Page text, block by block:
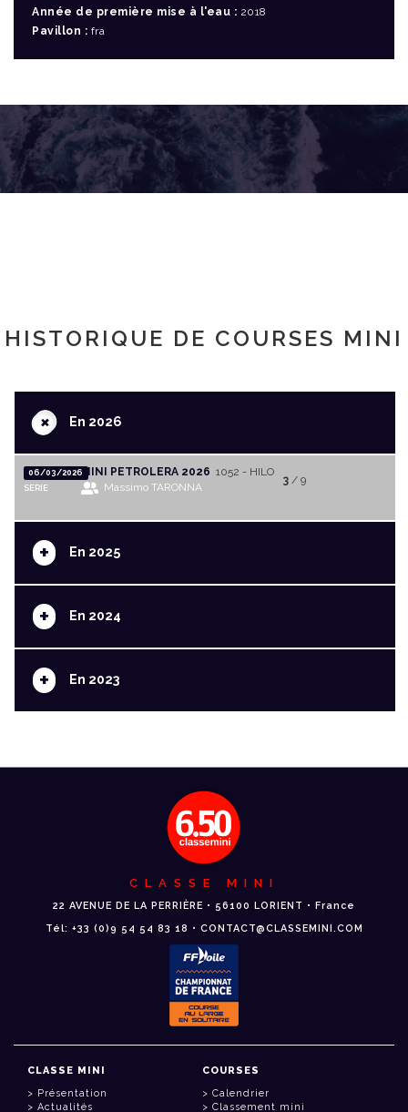
Année de première mise à l'eau : 2018
Pavillon : fra
HISTORIQUE DE COURSES MINI
+En 2026
06/03/2026
SERIE
MINI PETROLERA 2026 1052 - HILO
Massimo TARONNA
3/ 9
+ En 2025
+ En 2024
+ En 2023
CLASSE MINI
22 AVENUE DE LA PERRIÈRE • 56100 LORIENT • France
Tél: +33 (0)9 54 54 83 18 • CONTACT@CLASSEMINI.COM
CLASSE MINI
Présentation
Actualités
COURSES
Calendrier
Classement mini